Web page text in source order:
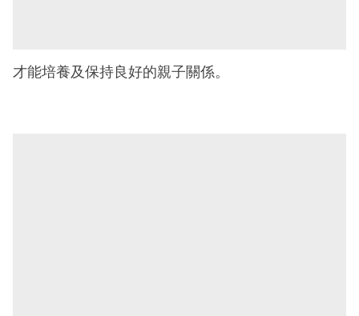
才能培養及保持良好的親子關係。